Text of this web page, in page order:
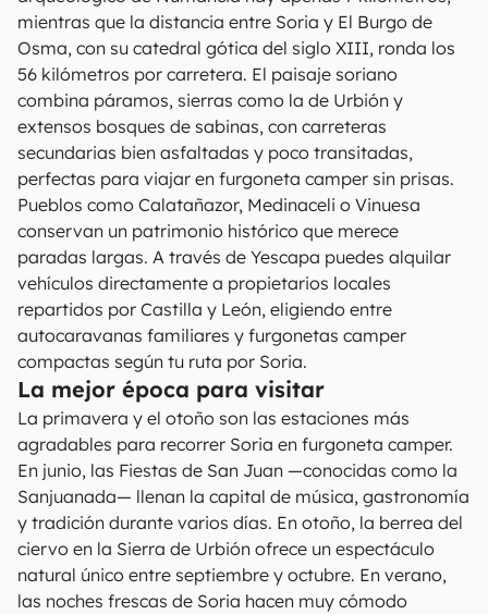
mientras que la distancia entre Soria y El Burgo de
Osma, con su catedral gótica del siglo XIII, ronda los
56 kilómetros por carretera. El paisaje soriano
combina páramos, sierras como la de Urbión y
extensos bosques de sabinas, con carreteras
secundarias bien asfaltadas y poco transitadas,
perfectas para viajar en furgoneta camper sin prisas.
Pueblos como Calatañazor, Medinaceli o Vinuesa
conservan un patrimonio histórico que merece
paradas largas. A través de Yescapa puedes alquilar
vehículos directamente a propietarios locales
repartidos por Castilla y León, eligiendo entre
autocaravanas familiares y furgonetas camper
compactas según tu ruta por Soria.
La mejor época para visitar
La primavera y el otoño son las estaciones más
agradables para recorrer Soria en furgoneta camper.
En junio, las Fiestas de San Juan —conocidas como la
Sanjuanada— llenan la capital de música, gastronomía
y tradición durante varios días. En otoño, la berrea del
ciervo en la Sierra de Urbión ofrece un espectáculo
natural único entre septiembre y octubre. En verano,
las noches frescas de Soria hacen muy cómodo